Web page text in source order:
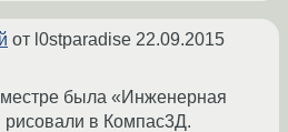
от l0stparadise 22.09.2015
была «Инженерная
рисовали в Компас3Д.